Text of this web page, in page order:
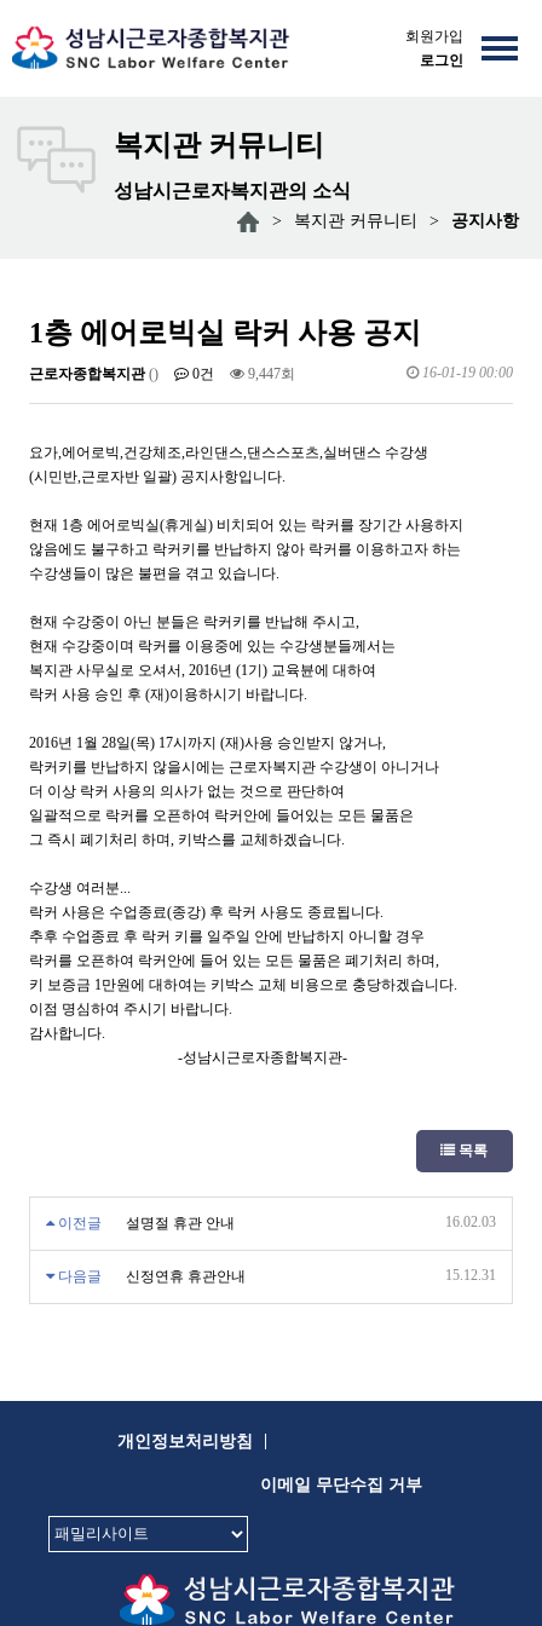
회원가입
로그인
복지관 커뮤니티
성남시근로자복지관의 소식
> 복지관 커뮤니티 > 공지사항
1층 에어로빅실 락커 사용 공지
근로자종합복지관() 0건 9,447회 16-01-19 00:00
요가,에어로빅,건강체조,라인댄스,댄스스포츠,실버댄스 수강생
(시민반,근로자반 일괄) 공지사항입니다.
현재 1층 에어로빅실(휴게실) 비치되어 있는 락커를 장기간 사용하지
않음에도 불구하고 락커키를 반납하지 않아 락커를 이용하고자 하는
수강생들이 많은 불편을 겪고 있습니다.
현재 수강중이 아닌 분들은 락커키를 반납해 주시고,
현재 수강중이며 락커를 이용중에 있는 수강생분들께서는
복지관 사무실로 오셔서, 2016년 (1기) 교육뷴에 대하여
락커 사용 승인 후 (재)이용하시기 바랍니다.
2016년 1월 28일(목) 17시까지 (재)사용 승인받지 않거나,
락커키를 반납하지 않을시에는 근로자복지관 수강생이 아니거나
더 이상 락커 사용의 의사가 없는 것으로 판단하여
일괄적으로 락커를 오픈하여 락커안에 들어있는 모든 물품은
그 즉시 폐기처리 하며, 키박스를 교체하겠습니다.
수강생 여러분...
락커 사용은 수업종료(종강) 후 락커 사용도 종료됩니다.
추후 수업종료 후 락커 키를 일주일 안에 반납하지 아니할 경우
락커를 오픈하여 락커안에 들어 있는 모든 물품은 폐기처리 하며,
키 보증금 1만원에 대하여는 키박스 교체 비용으로 충당하겠습니다.
이점 명심하여 주시기 바랍니다.
감사합니다.
-성남시근로자종합복지관-
목록
이전글 설명절 휴관 안내 16.02.03
다음글 신정연휴 휴관안내 15.12.31
개인정보처리방침
이메일 무단수집 거부